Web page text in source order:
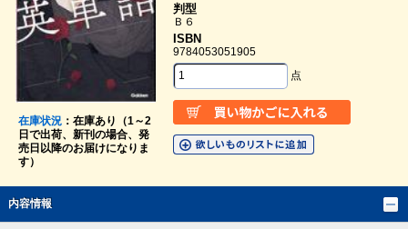
在庫状況：在庫あり（1～2
日で出荷、新刊の場合、発
売日以降のお届けになりま
す）
判型
Ｂ６
ISBN
9784053051905
点
内容情報